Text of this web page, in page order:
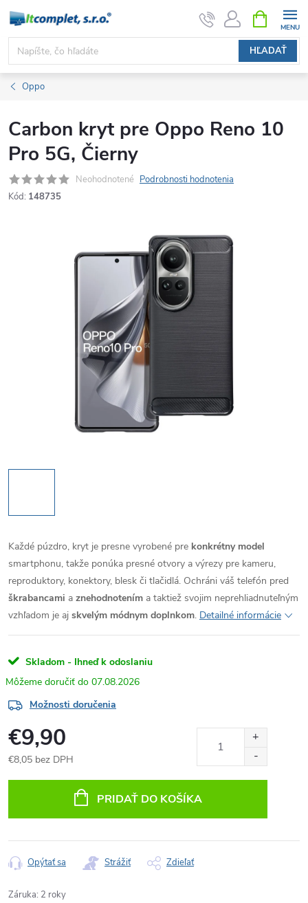
Prejsť
obsah
HĽADAŤ
KOŠÍK
Oppo
Carbon kryt pre Oppo Reno 10
Pro 5G, Čierny
Neohodnotené Podrobnosti hodnotenia
Kód: 148735
Každé púzdro, kryt je presne vyrobené pre konkrétny model
smartphonu, takže ponúka presné otvory a výrezy pre kameru,
reproduktory, konektory, blesk či tlačidlá. Ochráni váš telefón pred
škrabancami a znehodnotením a taktiež svojim neprehliadnuteľným
vzhľadom je aj skvelým módnym doplnkom. Detailné informácie
Skladom - Ihneď k odoslaniu
07.08.2026
Možnosti doručenia
€9,90
€8,05 bez DPH
PRIDAŤ DO KOŠÍKA
Opýtať sa Strážiť Zdieľať
Záruka: 2 roky